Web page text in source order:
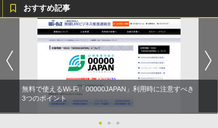
おすすめ記事
無料で使えるWi-Fi「00000JAPAN」利用時に注意すべき
3つのポイント
● ● ●